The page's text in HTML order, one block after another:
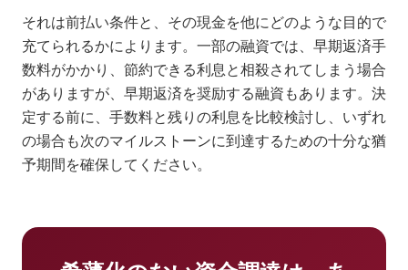
それは前払い条件と、その現金を他にどのような目的で
充てられるかによります。一部の融資では、早期返済手
数料がかかり、節約できる利息と相殺されてしまう場合
がありますが、早期返済を奨励する融資もあります。決
定する前に、手数料と残りの利息を比較検討し、いずれ
の場合も次のマイルストーンに到達するための十分な猶
予期間を確保してください。